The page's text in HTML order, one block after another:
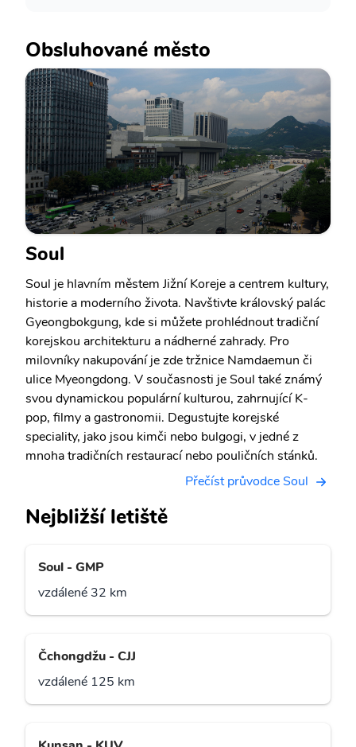
Obsluhované město
Soul
Soul je hlavním městem Jižní Koreje a centrem kultury,
historie a moderního života. Navštivte královský palác
Gyeongbokgung, kde si můžete prohlédnout tradiční
korejskou architekturu a nádherné zahrady. Pro
milovníky nakupování je zde tržnice Namdaemun či
ulice Myeongdong. V současnosti je Soul také známý
svou dynamickou populární kulturou, zahrnující K-
pop, filmy a gastronomii. Degustujte korejské
speciality, jako jsou kimči nebo bulgogi, v jedné z
mnoha tradičních restaurací nebo pouličních stánků.
Přečíst průvodce Soul
Nejbližší letiště
Soul - GMP
vzdálené 32 km
Čchongdžu - CJJ
vzdálené 125 km